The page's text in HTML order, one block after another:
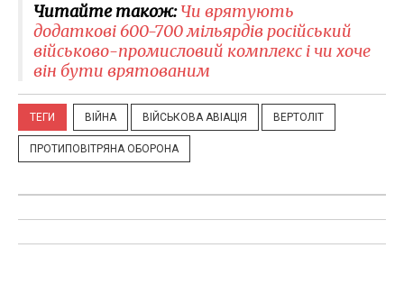
Читайте також:Чи врятують
додаткові 600-700 мільярдів російський
військово-промисловий комплекс і чи хоче
він бути врятованим
ТЕГИ ВІЙНА ВІЙСЬКОВА АВІАЦІЯ ВЕРТОЛІТ
ПРОТИПОВІТРЯНА ОБОРОНА